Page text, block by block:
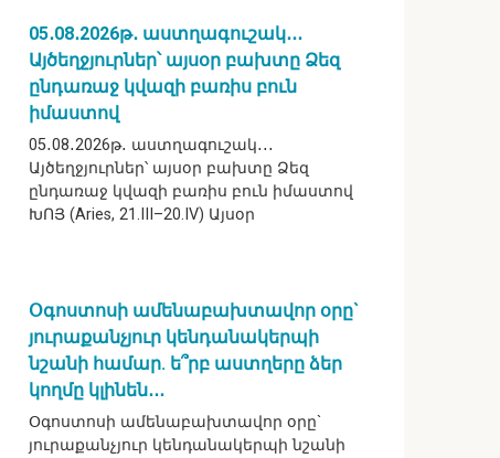
05․08․2026թ․ աստղագուշակ․․․
Այծեղջյուրներ՝ այսօր բախտը Ձեզ
ընդառաջ կվազի բառիս բուն
իմաստով
05․08․2026թ․ աստղագուշակ․․․
Այծեղջյուրներ՝ այսօր բախտը Ձեզ
ընդառաջ կվազի բառիս բուն իմաստով
ԽՈՅ (Aries, 21.III–20.IV) Այսօր
Օգոստոսի ամենաբախտավոր օրը`
յուրաքանչյուր կենդանակերպի
նշանի համար. ե՞րբ աստղերը ձեր
կողմը կլինեն․․․
Օգոստոսի ամենաբախտավոր օրը`
յուրաքանչյուր կենդանակերպի նշանի